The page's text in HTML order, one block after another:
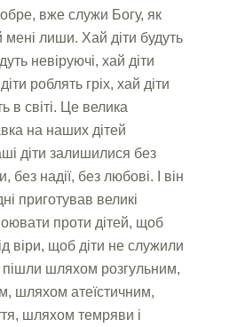
вже служи Богу, як
мені лиши. Хай діти будуть
невіруючі, хай діти
роблять гріх, хай діти
в світі. Це велика
на наших дітей
діти залишилися без
без надії, без любові. І він
приготував великі
проти дітей, щоб
віри, щоб діти не служили
пішли шляхом розгульним,
шляхом атеїстичним,
шляхом темряви і